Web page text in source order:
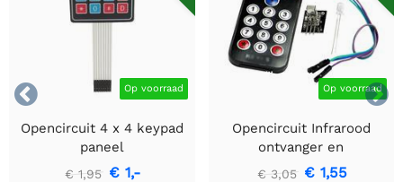

 Op voorraad
Opencircuit 4 x 4 keypad
paneel
€ 1,95 € 1,-
Op voorraad
Opencircuit Infrarood
ontvanger en
afstandsbediening kit
€ 3,05 € 1,55